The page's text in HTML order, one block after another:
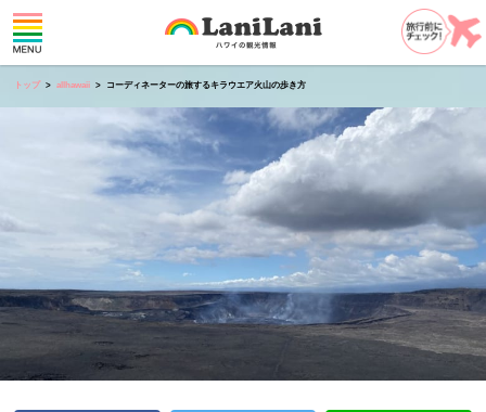
トップ allhawaii コーディネーターの旅するキラウエア火山の歩き方